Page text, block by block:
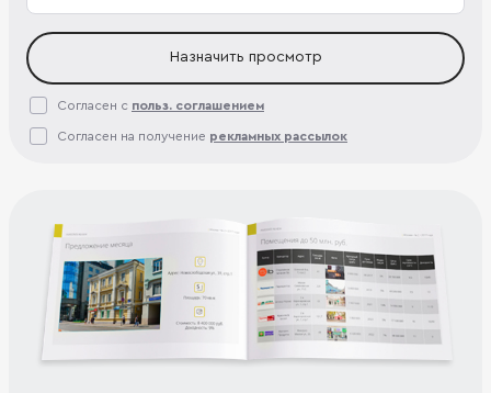
Назначить просмотр
Согласен с польз. соглашением
Согласен на получение рекламных рассылок